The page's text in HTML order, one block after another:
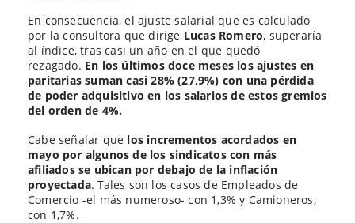
En consecuencia, el ajuste salarial que es calculado
por la consultora que dirige Lucas Romero, superaría
al índice, tras casi un año en el que quedó
rezagado. En los últimos doce meses los ajustes en
paritarias suman casi 28% (27,9%) con una pérdida
de poder adquisitivo en los salarios de estos gremios
del orden de 4%.
Cabe señalar que los incrementos acordados en
mayo por algunos de los sindicatos con más
afiliados se ubican por debajo de la inflación
proyectada. Tales son los casos de Empleados de
Comercio -el más numeroso- con 1,3% y Camioneros,
con 1,7%.